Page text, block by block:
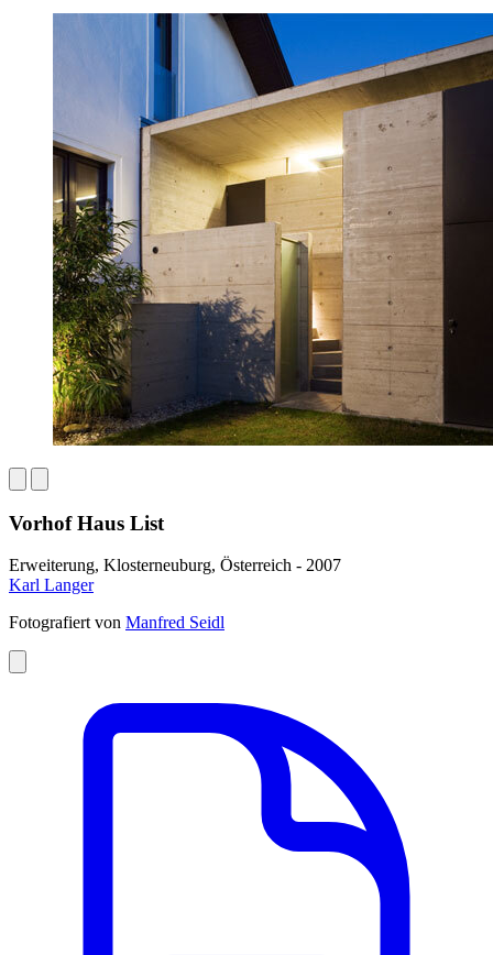
Vorhof Haus List
Erweiterung, Klosterneuburg, Österreich - 2007
Karl Langer
Fotografiert von Manfred Seidl